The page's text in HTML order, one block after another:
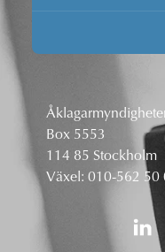
Box 5553
114 85 Stockholm
Växel: 010-562 50